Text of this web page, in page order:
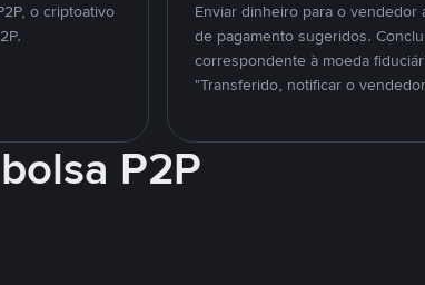
o criptoativo
Enviar dinheiro para o vendedor
de pagamento sugeridos.
correspondente à moeda
"Transferido, notificar o
P2P